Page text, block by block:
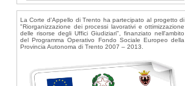
La Corte d'Appello di Trento ha partecipato al progetto di
"Riorganizzazione dei processi lavorativi e ottimizzazione
delle risorse degli Uffici Giudiziari", finanziato nell'ambito
del Programma Operativo Fondo Sociale Europeo della
Provincia Autonoma di Trento 2007 – 2013.